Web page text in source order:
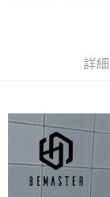
１．簡單：不需註
【「AFTEE先享後付
１．於結帳方式選
結帳頁面，進行簡訊
２．訂單成立數日內
３．收到繳費通知
每筆NT$60，滿
付款後全家取貨
每筆NT$60，滿
詳